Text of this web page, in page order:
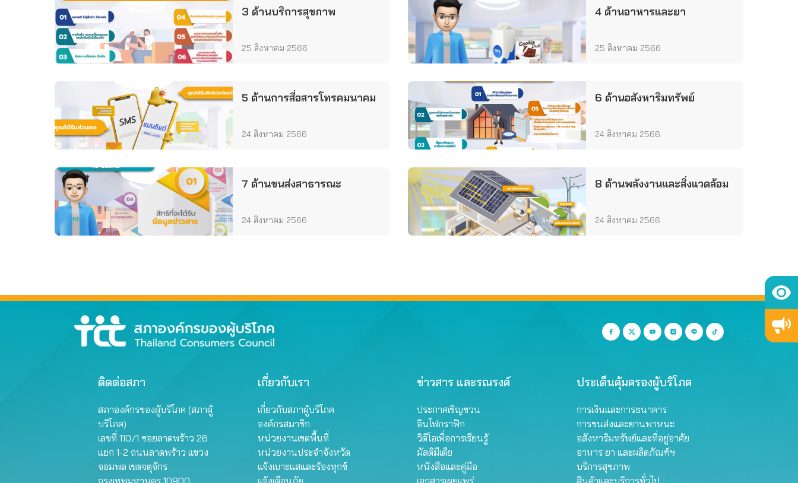
3 ด้านบริการสุขภาพ
25 สิงหาคม 2566
4 ด้านอาหารและยา
25 สิงหาคม 2566
5 ด้านการสื่อสารโทรคมนาคม
24 สิงหาคม 2566
6 ด้านอสังหาริมทรัพย์
24 สิงหาคม 2566
7 ด้านขนส่งสาธารณะ
24 สิงหาคม 2566
8 ด้านพลังงานและสิ่งแวดล้อม
24 สิงหาคม 2566
ติดต่อสภา
สภาองค์กรของผู้บริโภค (สภาผู้
บริโภค)
เลขที่ 110/1 ซอยลาดพร้าว 26
แยก 1-2 ถนนลาดพร้าว แขวง
จอมพล เขตจตุจักร
เกี่ยวกับเรา
เกี่ยวกับสภาผู้บริโภค
องค์กรสมาชิก
หน่วยงานเขตพื้นที่
หน่วยงานประจำจังหวัด
แจ้งเบาะแสและร้องทุกข์
ข่าวสาร และรณรงค์
ประกาศเชิญชวน
อินโฟกราฟิก
วิดีโอเพื่อการเรียนรู้
มัลติมีเดีย
หนังสือและคู่มือ
ประเด็นคุ้มครองผู้บริโภค
การเงินและการธนาคาร
การขนส่งและยานพาหนะ
อสังหาริมทรัพย์และที่อยู่อาศัย
อาหาร ยา และผลิตภัณฑ์ฯ
บริการสุขภาพ